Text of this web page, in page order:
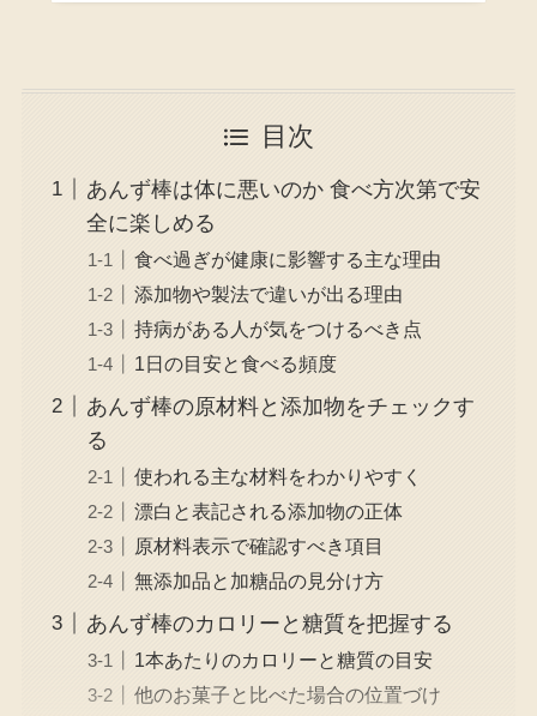
目次
あんず棒は体に悪いのか 食べ方次第で安
全に楽しめる
食べ過ぎが健康に影響する主な理由
添加物や製法で違いが出る理由
持病がある人が気をつけるべき点
1日の目安と食べる頻度
あんず棒の原材料と添加物をチェックす
る
使われる主な材料をわかりやすく
漂白と表記される添加物の正体
原材料表示で確認すべき項目
無添加品と加糖品の見分け方
あんず棒のカロリーと糖質を把握する
1本あたりのカロリーと糖質の目安
他のお菓子と比べた場合の位置づけ